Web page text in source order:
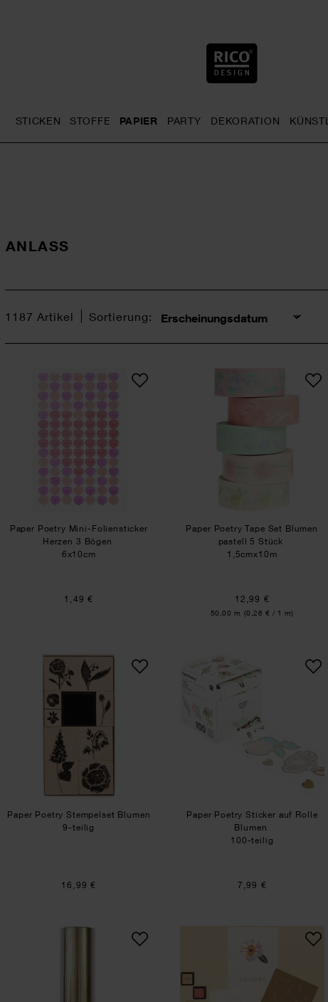
STICKEN STOFFE PAPIER PARTY DEKORATION
ANLASS
1187 Artikel Sortierung:
Sortierung
Paper Poetry Mini-Foliensticker Herzen 3 Bögen
Paper Poetry Mini-Foliensticker
Herzen 3 Bögen
6x10cm
1,49 €
Paper Poetry Tape Set Blumen
pastell 5 Stück
1,5cmx10m
12,99 €
Inhalt:
50,00 m (0,26 € / 1 m)
Paper Poetry Stempelset Blumen
Paper Poetry Stempelset Blumen
9-teilig
16,99 €
Paper Poetry Sticker auf Rolle
Blumen
100-teilig
7,99 €
Paper Poetry Geschenkfolie StrukturAnleitung